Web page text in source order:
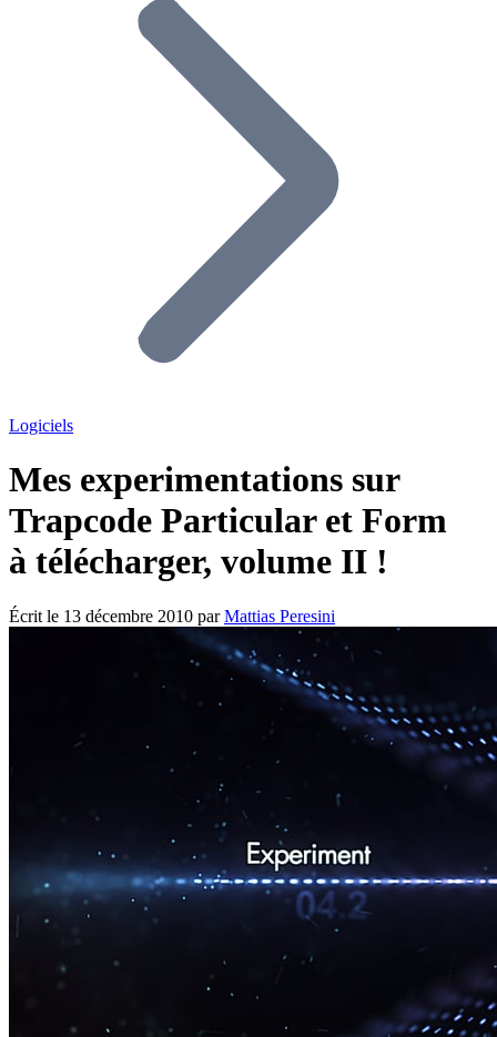
Logiciels
Mes experimentations sur
Trapcode Particular et Form
à télécharger, volume II !
Écrit le 13 décembre 2010 parMattias Peresini